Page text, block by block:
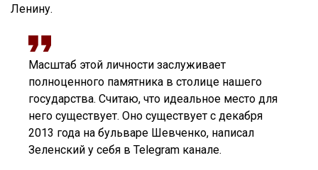
Ленину.
Масштаб этой личности заслуживает
полноценного памятника в столице нашего
государства. Считаю, что идеальное место для
него существует. Оно существует с декабря
2013 года на бульваре Шевченко, написал
Зеленский у себя в Telegram канале.